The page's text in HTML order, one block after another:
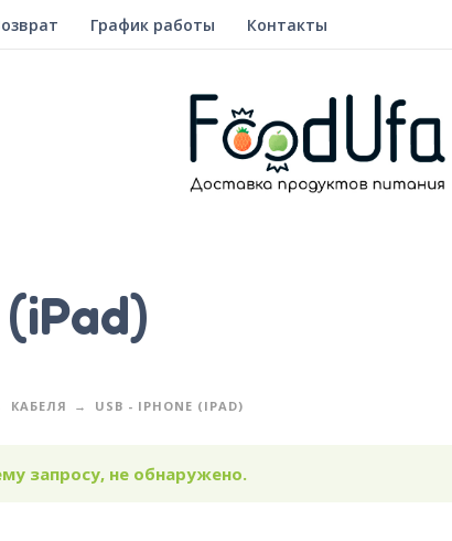
График работы Контакты
КАБЕЛЯ USB - IPHONE (IPAD)
запросу, не обнаружено.